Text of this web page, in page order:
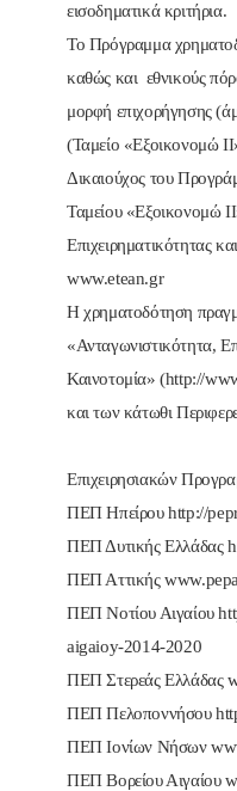
εισοδηματικά κριτήρια.
Το Πρόγραμμα
καθώς και εθνικούς
μορφή επιχορήγησης
(Ταμείο «Εξοικονομώ
Δικαιούχος του
Ταμείου «Εξοικονομώ
Επιχειρηματικότητας
www.etean.gr
Η χρηματοδότηση
«Ανταγωνιστικότητα,
Καινοτομία» (http://
και των κάτωθι
Επιχειρησιακών
ΠΕΠ Ηπείρου http://
ΠΕΠ Δυτικής Ελλάδας
ΠΕΠ Αττικής
ΠΕΠ Νοτίου Αιγαίου
aigaioy-2014-2020
ΠΕΠ Στερεάς Ελλάδας
ΠΕΠ Πελοποννήσου
ΠΕΠ Ιονίων Νήσων
ΠΕΠ Βορείου Αιγαίου